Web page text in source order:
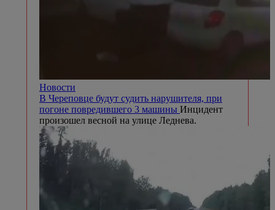
Новости
В Череповце будут судить нарушителя, при
погоне повредившего 3 машины Инцидент
произошел весной на улице Леднева.